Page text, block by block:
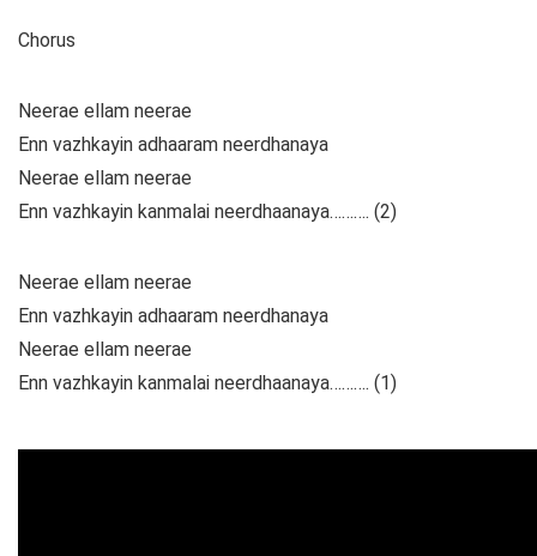
Chorus
Neerae ellam neerae
Enn vazhkayin adhaaram neerdhanaya
Neerae ellam neerae
Enn vazhkayin kanmalai neerdhaanaya………. (2)
Neerae ellam neerae
Enn vazhkayin adhaaram neerdhanaya
Neerae ellam neerae
Enn vazhkayin kanmalai neerdhaanaya………. (1)